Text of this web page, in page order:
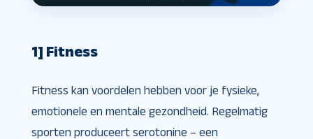
1] Fitness
Fitness kan voordelen hebben voor je fysieke,
emotionele en mentale gezondheid. Regelmatig
sporten produceert serotonine – een